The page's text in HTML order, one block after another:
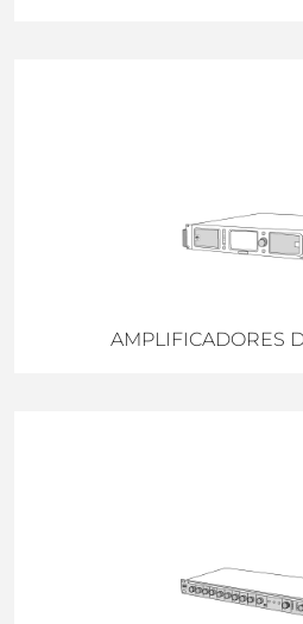
AMPLIFICADORES